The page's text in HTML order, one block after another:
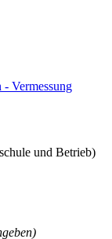
- Vermessung
und Betrieb)